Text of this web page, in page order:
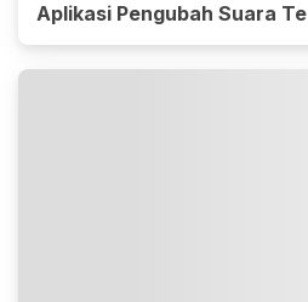
Aplikasi Pengubah Suara